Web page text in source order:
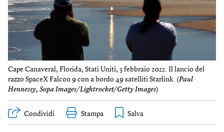
Cape Canaveral, Florida, Stati Uniti, 3 febbraio 2022. Il lancio del
razzo SpaceX Falcon 9 con a bordo 49 satelliti Starlink. (Paul
Hennessy, Sopa Images/Lightrocket/Getty Images)
Condividi Stampa